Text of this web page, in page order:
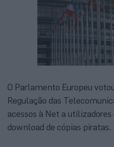
O Parlamento Europeu
Regulação das
acessos à Net a
download de cópias piratas.